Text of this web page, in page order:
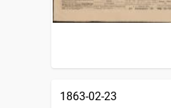
1863-02-23